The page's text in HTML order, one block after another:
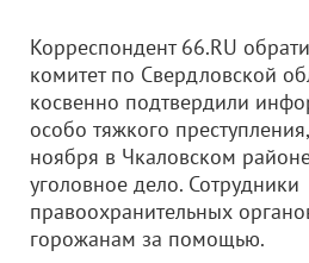
Корреспондент 66.RU
комитет по Свердловской
косвенно подтвердили
особо тяжкого
ноября в Чкаловском
уголовное дело. Сотрудники
правоохранительных
горожанам за помощью.